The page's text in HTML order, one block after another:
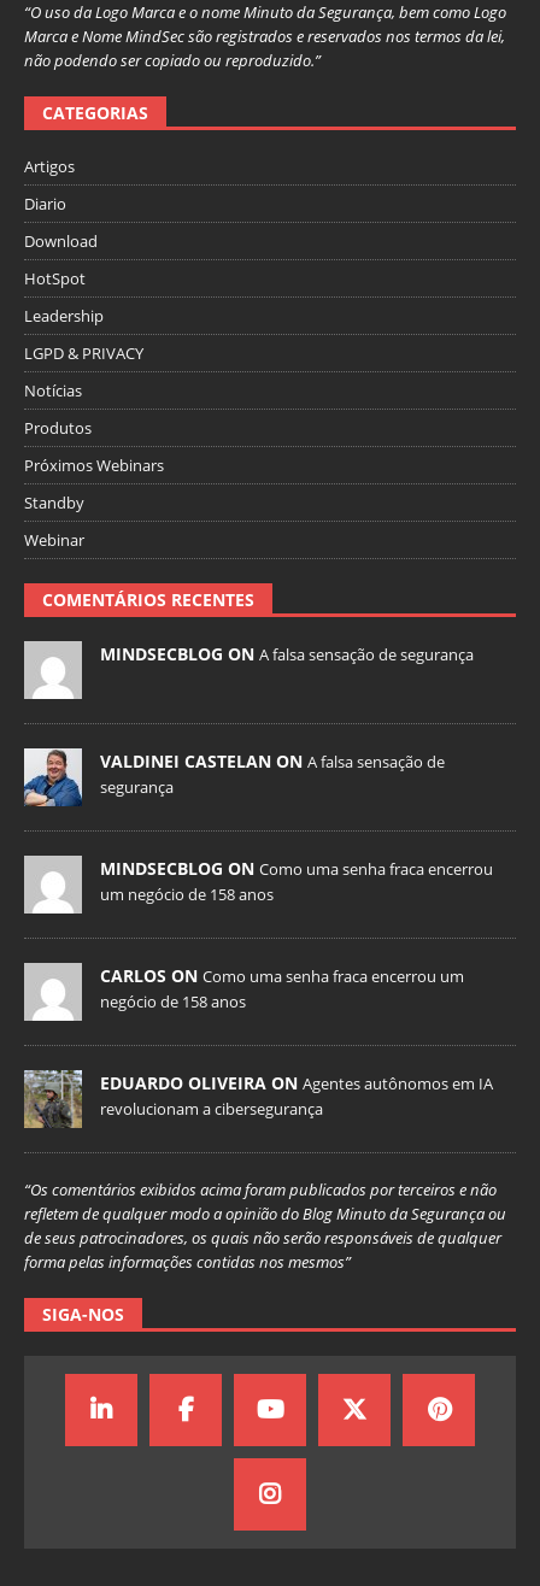
“O uso da Logo Marca e o nome Minuto da Segurança, bem como Logo
Marca e Nome MindSec são registrados e reservados nos termos da lei,
não podendo ser copiado ou reproduzido.”
CATEGORIAS
Artigos
Diario
Download
HotSpot
Leadership
LGPD & PRIVACY
Notícias
Produtos
Próximos Webinars
Standby
Webinar
COMENTÁRIOS RECENTES
MINDSECBLOG ON A falsa sensação de segurança
VALDINEI CASTELAN ON A falsa sensação de
segurança
MINDSECBLOG ON Como uma senha fraca encerrou
um negócio de 158 anos
CARLOS ON Como uma senha fraca encerrou um
negócio de 158 anos
EDUARDO OLIVEIRA ON Agentes autônomos em IA
revolucionam a cibersegurança
“Os comentários exibidos acima foram publicados por terceiros e não
refletem de qualquer modo a opinião do Blog Minuto da Segurança ou
de seus patrocinadores, os quais não serão responsáveis de qualquer
forma pelas informações contidas nos mesmos”
SIGA-NOS